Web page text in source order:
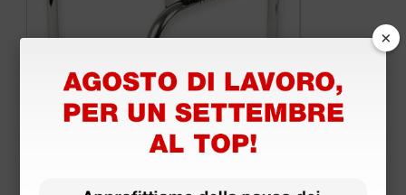
×